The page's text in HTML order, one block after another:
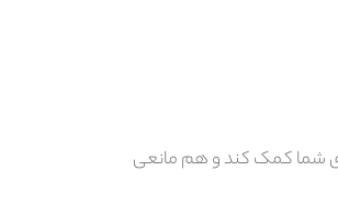
شما کمک کند و هم مانعی